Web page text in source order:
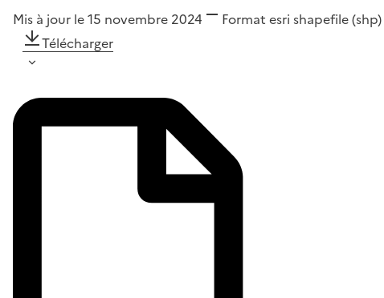
Mis à jour le 15 novembre 2024 Format esri shapefile (shp)
Télécharger